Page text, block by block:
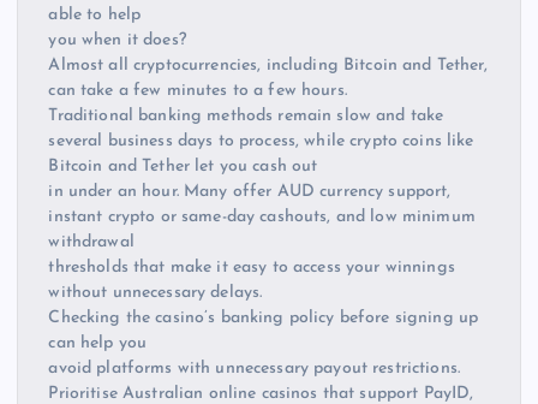
able to help
you when it does?
Almost all cryptocurrencies, including Bitcoin and Tether,
can take a few minutes to a few hours.
Traditional banking methods remain slow and take
several business days to process, while crypto coins like
Bitcoin and Tether let you cash out
in under an hour. Many offer AUD currency support,
instant crypto or same-day cashouts, and low minimum
withdrawal
thresholds that make it easy to access your winnings
without unnecessary delays.
Checking the casino’s banking policy before signing up
can help you
avoid platforms with unnecessary payout restrictions.
Prioritise Australian online casinos that support PayID,